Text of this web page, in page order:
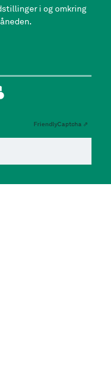
i og omkring
FriendlyCaptcha ⇗